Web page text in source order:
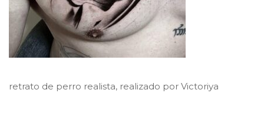
retrato de perro realista, realizado por Victoriya